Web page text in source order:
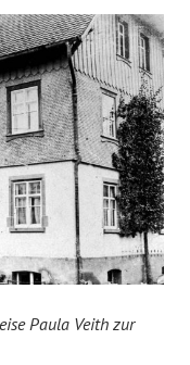
Paula Veith zur